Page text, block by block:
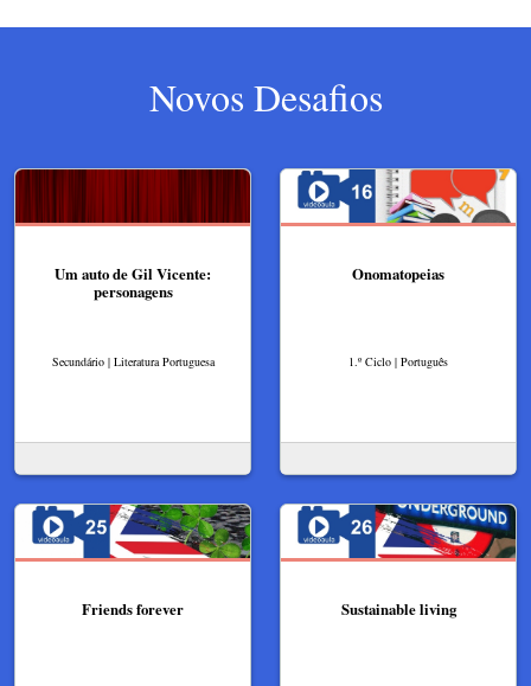
Novos Desafios
Um auto de Gil Vicente:
personagens
Secundário | Literatura Portuguesa
Onomatopeias
1.º Ciclo | Português
Friends forever Sustainable living